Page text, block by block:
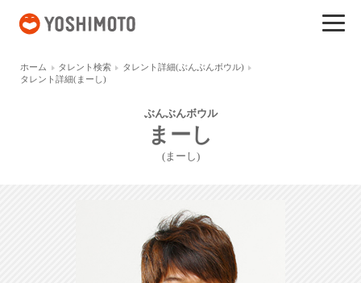
ホーム タレント検索
タレント詳細(ぶんぶんボウル)
タレント詳細(まーし)
ぶんぶんボウル
まーし
(まーし)